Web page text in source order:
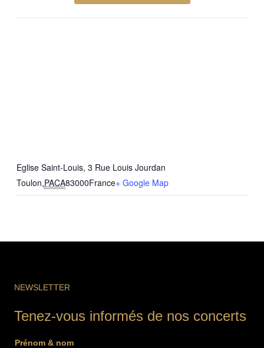
Eglise Saint-Louis, 3 Rue Louis Jourdan
Toulon,PACA83000France+ Google Map
NEWSLETTER
Tenez-vous informés de nos concerts
Prénom & nom